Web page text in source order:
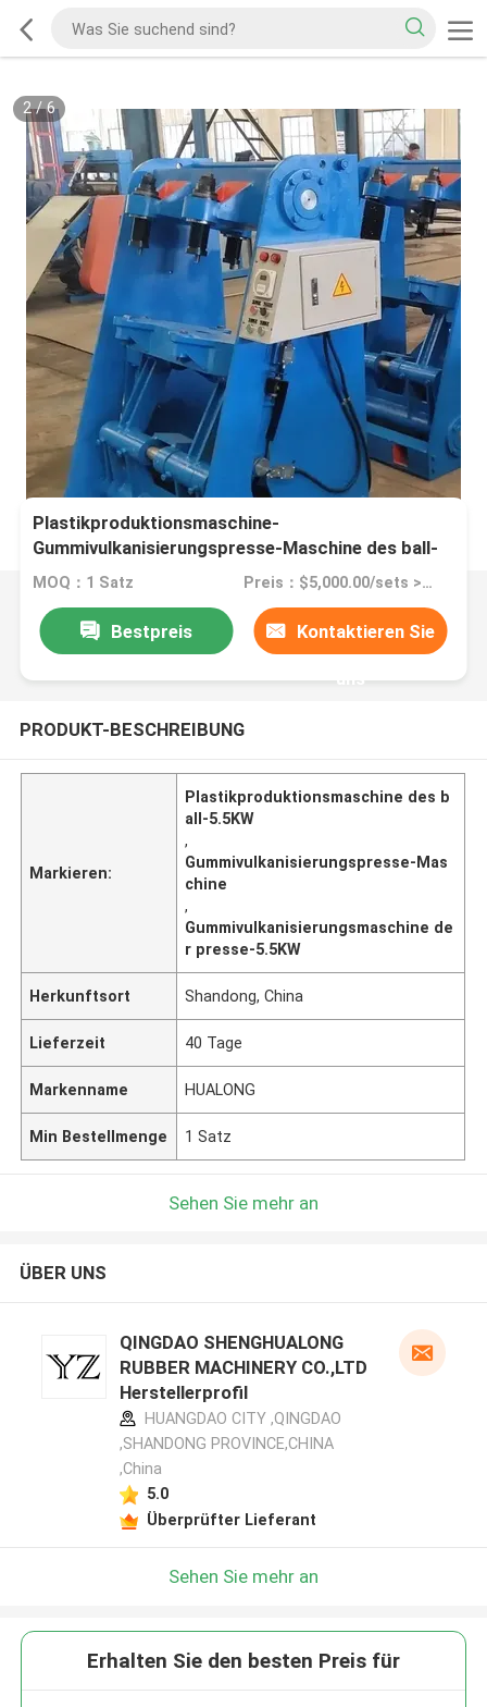
2/6
Plastikproduktionsmaschine-
Gummivulkanisierungspresse-Maschine des ball-
5.5KW
MOQ：1 Satz Preis：$5,000.00/sets >=1 sets
Bestpreis Kontaktieren Sie
uns
PRODUKT-BESCHREIBUNG
Markieren:
Plastikproduktionsmaschine des b
all-5.5KW
,
Gummivulkanisierungspresse-Mas
chine
,
Gummivulkanisierungsmaschine de
r presse-5.5KW
Herkunftsort Shandong, China
Lieferzeit 40 Tage
Markenname HUALONG
Min Bestellmenge 1 Satz
Sehen Sie mehr an
ÜBER UNS
QINGDAO SHENGHUALONG
RUBBER MACHINERY CO.,LTD
Herstellerprofil
HUANGDAO CITY ,QINGDAO
,SHANDONG PROVINCE,CHINA
,China
5.0
Überprüfter Lieferant
Sehen Sie mehr an
Erhalten Sie den besten Preis für